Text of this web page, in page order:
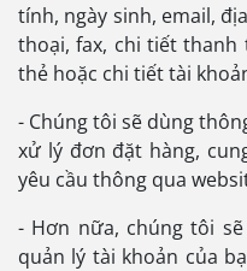
tính, ngày sinh, email,
thoại, fax, chi tiết
thẻ hoặc chi tiết tài
- Chúng tôi sẽ dùng
xử lý đơn đặt hàng,
yêu cầu thông qua
- Hơn nữa, chúng tôi
quản lý tài khoản của